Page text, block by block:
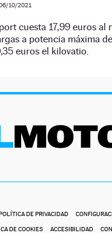
10/2021
cuesta 17,99 euros al
a potencia máxima
euros el kilovatio.
DE PRIVACIDAD
DE COOKIES ACCESIBILIDAD